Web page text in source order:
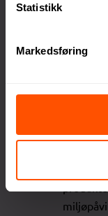
Statistikk
Markedsføring
smil på
Vinga